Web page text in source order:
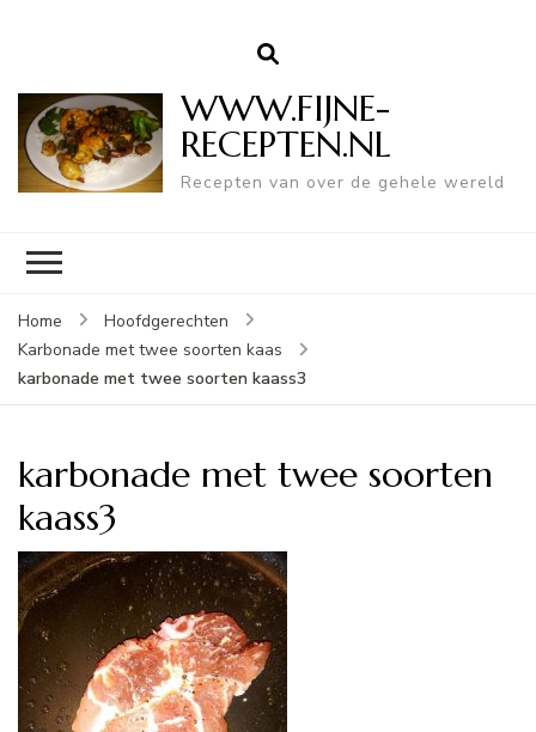
WWW.FIJNE-
RECEPTEN.NL
Recepten van over de gehele wereld
Home
Hoofdgerechten
Karbonade met twee soorten kaas
karbonade met twee soorten kaass3
karbonade met twee soorten
kaass3